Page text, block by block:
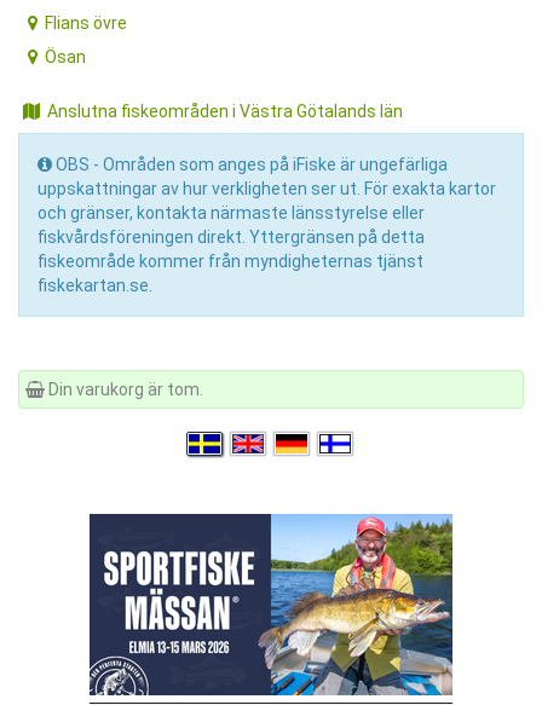
Flians övre
Ösan
Anslutna fiskeområden i Västra Götalands län
OBS - Områden som anges på iFiske är ungefärliga
uppskattningar av hur verkligheten ser ut. För exakta kartor
och gränser, kontakta närmaste länsstyrelse eller
fiskvårdsföreningen direkt. Yttergränsen på detta
fiskeområde kommer från myndigheternas tjänst
fiskekartan.se.
Din varukorg är tom.